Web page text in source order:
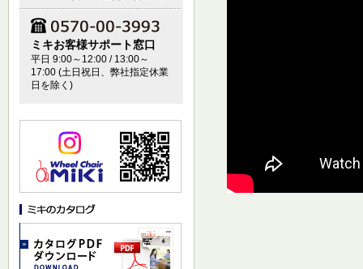
ミキお客様サポート窓口
平日 9:00～12:00 / 13:00～
17:00 (土日祝日、弊社指定休業
日を除く)